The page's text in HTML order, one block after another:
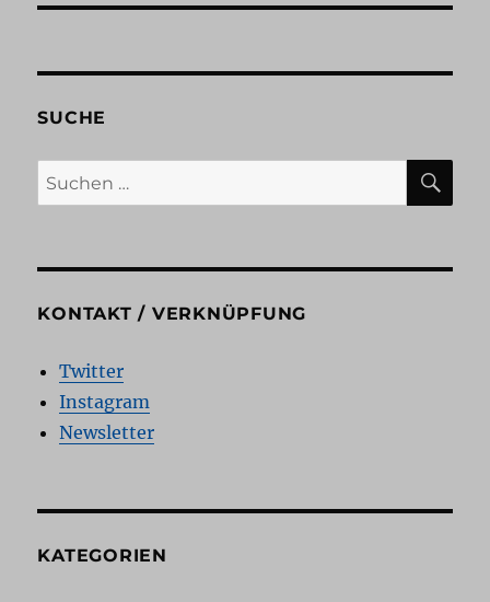
SUCHE
Suchen
nach:
KONTAKT / VERKNÜPFUNG
Twitter
Instagram
Newsletter
KATEGORIEN